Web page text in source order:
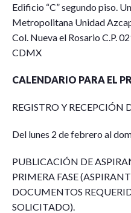
Edificio “C” segundo piso.
Metropolitana Unidad
Col. Nueva el Rosario C.P.
CDMX
CALENDARIO PARA EL
REGISTRO Y RECEPCIÓN
Del lunes 2 de febrero al
PUBLICACIÓN DE
PRIMERA FASE
DOCUMENTOS
SOLICITADO).